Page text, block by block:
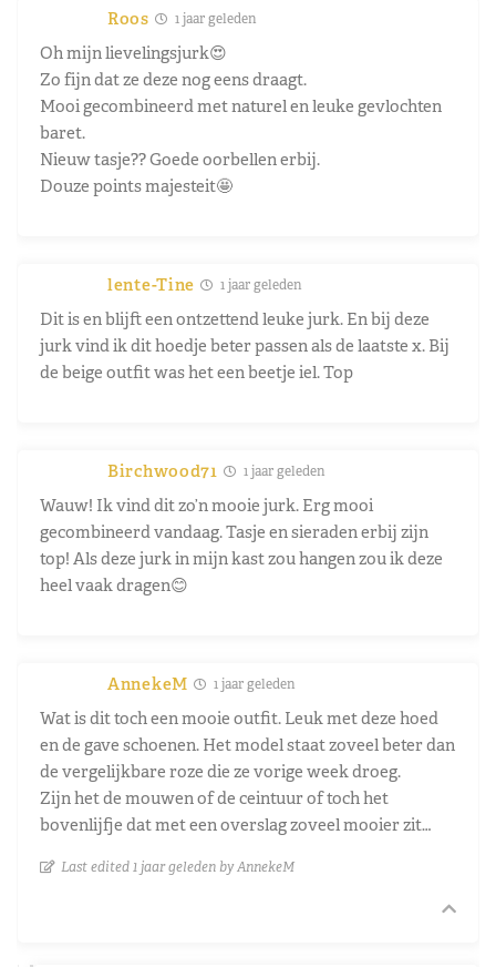
Roos 1 jaar geleden
Oh mijn lievelingsjurk😍
Zo fijn dat ze deze nog eens draagt.
Mooi gecombineerd met naturel en leuke gevlochten
baret.
Nieuw tasje?? Goede oorbellen erbij.
Douze points majesteit🤩
lente-Tine 1 jaar geleden
Dit is en blijft een ontzettend leuke jurk. En bij deze
jurk vind ik dit hoedje beter passen als de laatste x. Bij
de beige outfit was het een beetje iel. Top
Birchwood71 1 jaar geleden
Wauw! Ik vind dit zo’n mooie jurk. Erg mooi
gecombineerd vandaag. Tasje en sieraden erbij zijn
top! Als deze jurk in mijn kast zou hangen zou ik deze
heel vaak dragen😊
AnnekeM 1 jaar geleden
Wat is dit toch een mooie outfit. Leuk met deze hoed
en de gave schoenen. Het model staat zoveel beter dan
de vergelijkbare roze die ze vorige week droeg.
Zijn het de mouwen of de ceintuur of toch het
bovenlijfje dat met een overslag zoveel mooier zit…
Last edited 1 jaar geleden by AnnekeM